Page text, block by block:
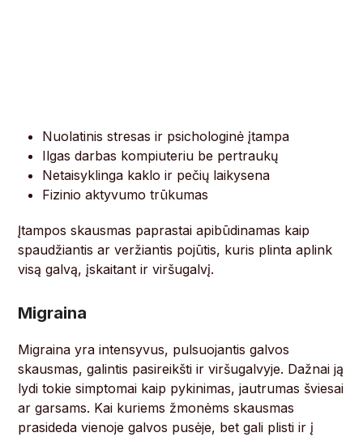
Nuolatinis stresas ir psichologinė įtampa
Ilgas darbas kompiuteriu be pertraukų
Netaisyklinga kaklo ir pečių laikysena
Fizinio aktyvumo trūkumas
Įtampos skausmas paprastai apibūdinamas kaip
spaudžiantis ar veržiantis pojūtis, kuris plinta aplink
visą galvą, įskaitant ir viršugalvį.
Migraina
Migraina yra intensyvus, pulsuojantis galvos
skausmas, galintis pasireikšti ir viršugalvyje. Dažnai ją
lydi tokie simptomai kaip pykinimas, jautrumas šviesai
ar garsams. Kai kuriems žmonėms skausmas
prasideda vienoje galvos pusėje, bet gali plisti ir į